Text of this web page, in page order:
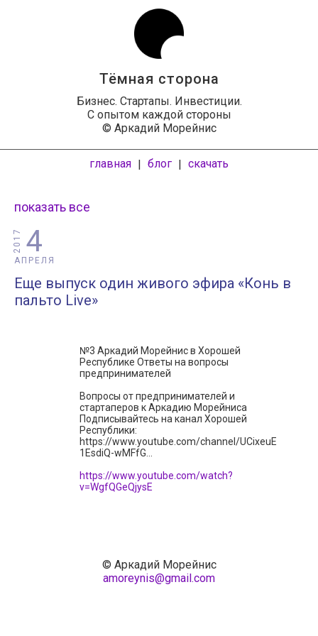
Тёмная сторона
Бизнес. Стартапы. Инвестиции.
С опытом каждой стороны
© Аркадий Морейнис
главная | блог | скачать
показать все
4
АПРЕЛЯ
2017
Еще выпуск один живого эфира «Конь в
пальто Live»
№3 Аркадий Морейнис в Хорошей
Республике Ответы на вопросы
предпринимателей
Вопросы от предпринимателей и
стартаперов к Аркадию Морейниса
Подписывайтесь на канал Хорошей
Республики:
https://www.youtube.com/channel/UCixeuE
1EsdiQ-wMFfG...
https://www.youtube.com/watch?
v=WgfQGeQjysE
© Аркадий Морейнис
amoreynis@gmail.com